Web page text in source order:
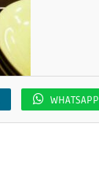
WHATSAPP